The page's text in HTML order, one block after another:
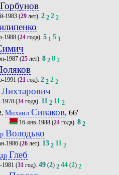
Горбунов
1983 (29 лет).2 2 2 2
1988 (24 года).5 1 5 1
1987 (25 лет).8 2 8 2
1991 (21 год).2 2 2 2
Лихтарович
1978 (34 года). 11 2 11 2
МихаилСиваков, 66'
16-янв-1988(24года). 8 2
Володько
1986 (26 лет). 13 2 11 2
Глеб
1981 (31 год).49 (2) 2 44 (2) 2